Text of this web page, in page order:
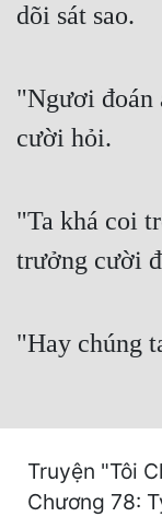
Cạnh Kỹ
Cổ Tiên Hiệp
Du Hí
Dã Sử
Dị Năng
Góc Nhìn Nữ
dõi sát sao.
"Ngươi đoán
cười hỏi.
"Ta khá coi
trưởng cười
"Hay chúng
Truyện "Tôi
Chương 78: